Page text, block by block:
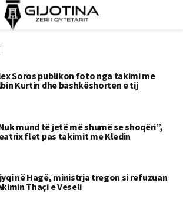
Soros publikon foto nga takimi me
Kurtin dhe bashkëshorten e tij
mund të jetë më shumë se shoqëri”,
flet pas takimit me Kledin
në Hagë, ministrja tregon si refuzuan
Thaçi e Veseli